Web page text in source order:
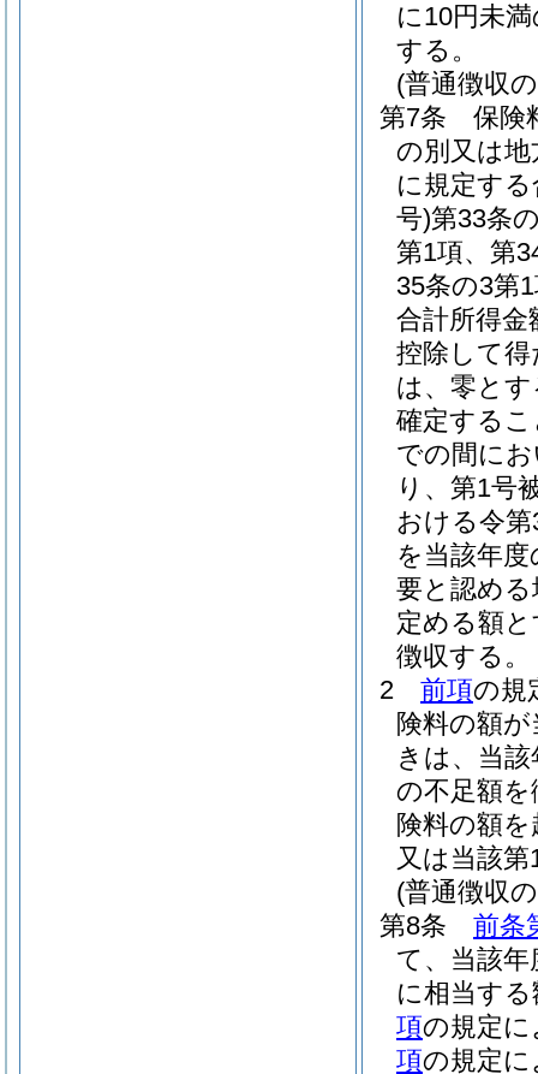
に10円未
する。
(普通徴収
第7条
保険
の別又は地
に規定す
号)第33条
第1項、第
35条の3第
合計所得金
控除して
は、零と
確定する
での間に
り、第1号
おける令
を当該年
要と認め
定める額
徴収する。
2
前項の規
険料の額
きは、当
の不足額
険料の額
又は当該
(普通徴収
第8条
前条
て、当該
に相当す
項の規定
項の規定